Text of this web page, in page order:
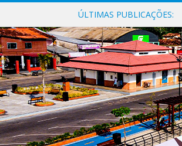
ÚLTIMAS PUBLICAÇÕES: